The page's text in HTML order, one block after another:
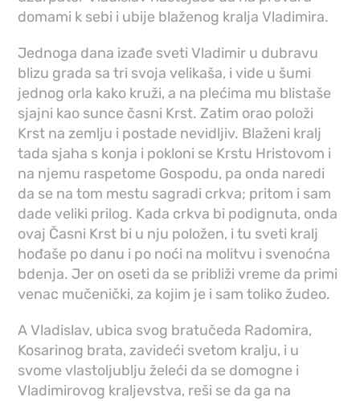
domami k sebi i ubije blaženog kralja Vladimira.
Jednoga dana izađe sveti Vladimir u dubravu
blizu grada sa tri svoja velikaša, i vide u šumi
jednog orla kako kruži, a na plećima mu blistaše
sjajni kao sunce časni Krst. Zatim orao položi
Krst na zemlju i postade nevidljiv. Blaženi kralj
tada sjaha s konja i pokloni se Krstu Hristovom i
na njemu raspetome Gospodu, pa onda naredi
da se na tom mestu sagradi crkva; pritom i sam
dade veliki prilog. Kada crkva bi podignuta, onda
ovaj Časni Krst bi u nju položen, i tu sveti kralj
hođaše po danu i po noći na molitvu i svenoćna
bdenja. Jer on oseti da se približi vreme da primi
venac mučenički, za kojim je i sam toliko žudeo.
A Vladislav, ubica svog bratučeda Radomira,
Kosarinog brata, zavideći svetom kralju, i u
svome vlastoljublju želeći da se domogne i
Vladimirovog kraljevstva, reši se da ga na